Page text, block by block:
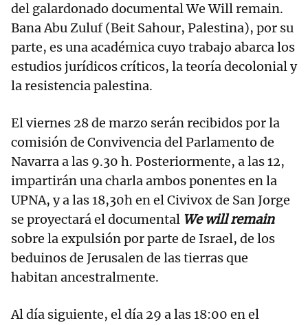
del galardonado documental We Will remain.
Bana Abu Zuluf (Beit Sahour, Palestina), por su
parte, es una académica cuyo trabajo abarca los
estudios jurídicos críticos, la teoría decolonial y
la resistencia palestina.
El viernes 28 de marzo serán recibidos por la
comisión de Convivencia del Parlamento de
Navarra a las 9.30 h. Posteriormente, a las 12,
impartirán una charla ambos ponentes en la
UPNA, y a las 18,30h en el Civivox de San Jorge
se proyectará el documental We will remain
sobre la expulsión por parte de Israel, de los
beduinos de Jerusalen de las tierras que
habitan ancestralmente.
Al día siguiente, el día 29 a las 18:00 en el